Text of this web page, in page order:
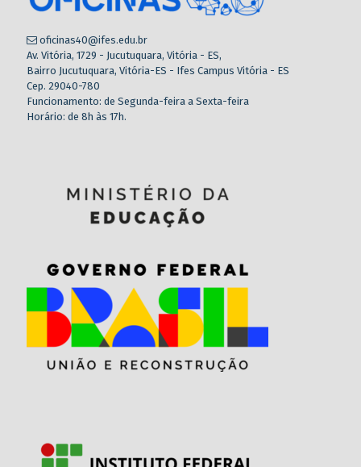
oficinas40@ifes.edu.br
Av. Vitória, 1729 - Jucutuquara, Vitória - ES,
Bairro Jucutuquara, Vitória-ES - Ifes Campus Vitória - ES
Cep. 29040-780
Funcionamento: de Segunda-feira a Sexta-feira
Horário: de 8h às 17h.